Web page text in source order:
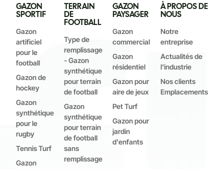
GAZON
SPORTIF
Gazon
artificiel
pour le
football
Gazon de
hockey
Gazon
synthétique
pour le
rugby
Tennis Turf
Gazon
TERRAIN
DE
FOOTBALL
Type de
remplissage
- Gazon
synthétique
pour terrain
de football
Gazon
synthétique
pour terrain
de football
sans
remplissage
GAZON
PAYSAGER
Gazon
commercial
Gazon
résidentiel
Gazon pour
aire de jeux
Pet Turf
Gazon pour
jardin
d'enfants
À PROPOS DE
NOUS
Notre
entreprise
Actualités de
l'industrie
Nos clients
Emplacements